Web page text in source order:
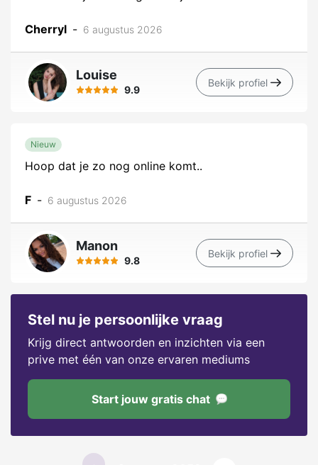
Cherryl - 6 augustus 2026
Louise
9.9
Bekijk profiel
Nieuw
Hoop dat je zo nog online komt..
F - 6 augustus 2026
Manon
9.8
Bekijk profiel
Stel nu je persoonlijke vraag
Krijg direct antwoorden en inzichten via een
prive met één van onze ervaren mediums
Start jouw gratis chat